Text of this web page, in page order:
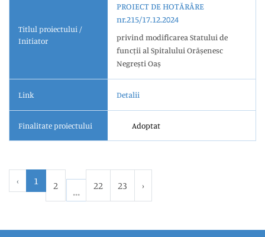
Titlul proiectului /
Initiator
PROIECT DE HOTĂRÂRE
nr.215/17.12.2024
privind modificarea Statului de
funcții al Spitalului Orășenesc
Negrești Oaș
Link Detalii
Finalitate proiectului Adoptat
‹ 1 2 22 23 ›